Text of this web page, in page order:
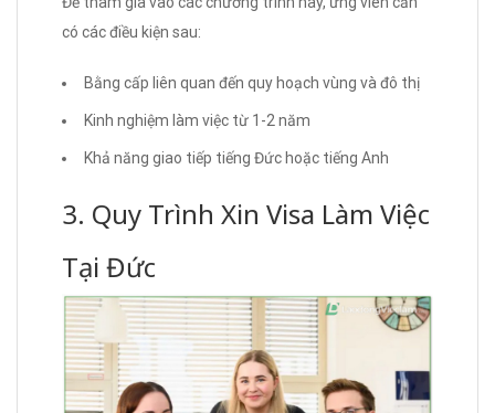
có các điều kiện sau:
Bằng cấp liên quan đến quy hoạch vùng và đô thị
Kinh nghiệm làm việc từ 1-2 năm
Khả năng giao tiếp tiếng Đức hoặc tiếng Anh
3. Quy Trình Xin Visa Làm Việc
Tại Đức